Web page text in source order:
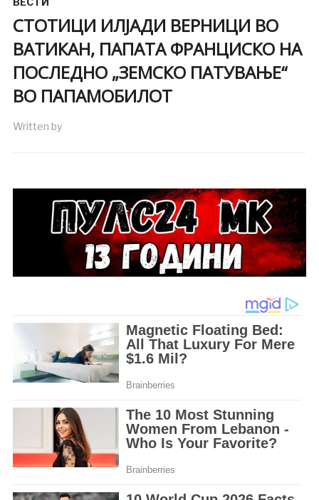
СТОТИЦИ ИЛЈАДИ ВЕРНИЦИ ВО
ВАТИКАН, ПАПАТА ФРАНЦИСКО НА
ПОСЛЕДНО „ЗЕМСКО ПАТУВАЊЕ“
ВО ПАПАМОБИЛОТ
Written by